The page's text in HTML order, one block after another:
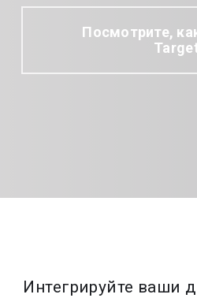
Посмотрите,
Интегрируйте ваши